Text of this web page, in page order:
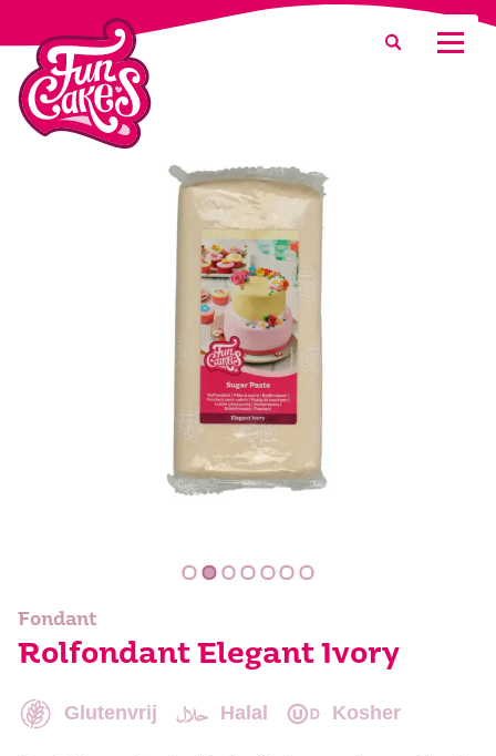
Waar ben je naar op zoek?
Zoeken
Fondant
Rolfondant Elegant Ivory
Glutenvrij Halal Kosher